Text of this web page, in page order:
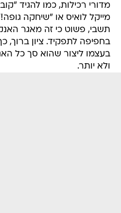
מדורי רכילות, כמו להגיד
מייקל לואיס או "שיחקה
תשבי, פשוט כי זה מאגר
בחפיפה לתפקיד. ציון ברוך,
בעצמו ליצור שהוא סך כל
ולא יותר.